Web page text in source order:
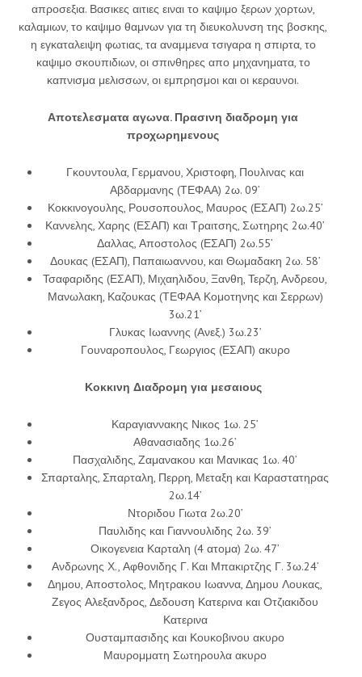
απροσεξια. Βασικες αιτιες ειναι το καψιμο ξερων χορτων,
καλαμιων, το καψιμο θαμνων για τη διευκολυνση της βοσκης,
η εγκαταλειψη φωτιας, τα αναμμενα τσιγαρα η σπιρτα, το
καψιμο σκουπιδιων, οι σπινθηρες απο μηχανηματα, το
καπνισμα μελισσων, οι εμπρησμοι και οι κεραυνοι.
Αποτελεσματα αγωνα. Πρασινη διαδρομη για
προχωρημενους
Γκουντουλα, Γερμανου, Χριστοφη, Πουλινας και
Αβδαρμανης (ΤΕΦΑΑ) 2ω. 09’
Κοκκινογουλης, Ρουσοπουλος, Μαυρος (ΕΣΑΠ) 2ω.25’
Καννελης, Χαρης (ΕΣΑΠ) και Τραιτσης, Σωτηρης 2ω.40’
Δαλλας, Αποστολος (ΕΣΑΠ) 2ω.55’
Δουκας (ΕΣΑΠ), Παπαιωαννου, και Θωμαδακη 2ω. 58’
Τσαφαριδης (ΕΣΑΠ), Μιχαηλιδου, Ξανθη, Τερζη, Ανδρεου,
Μανωλακη, Καζουκας (ΤΕΦΑΑ Κομοτηνης και Σερρων)
3ω.21’
Γλυκας Ιωαννης (Ανεξ.) 3ω.23’
Γουναροπουλος, Γεωργιος (ΕΣΑΠ) ακυρο
Κοκκινη Διαδρομη για μεσαιους
Καραγιαννακης Νικος 1ω. 25’
Αθανασιαδης 1ω.26’
Πασχαλιδης, Ζαμανακου και Μανικας 1ω. 40’
Σπαρταλης, Σπαρταλη, Περρη, Μεταξη και Καραστατηρας
2ω.14’
Ντοριδου Γιωτα 2ω.20’
Παυλιδης και Γιαννουλιδης 2ω. 39’
Οικογενεια Καρταλη (4 ατομα) 2ω. 47’
Ανδρωνης Χ., Αφθονιδης Γ. Και Μπακιρτζης Γ. 3ω.24’
Δημου, Αποστολος, Μητρακου Ιωαννα, Δημου Λουκας,
Ζεγος Αλεξανδρος, Δεδουση Κατερινα και Οτζιακιδου
Κατερινα
Ουσταμπασιδης και Κουκοβινου ακυρο
Μαυρομματη Σωτηρουλα ακυρο